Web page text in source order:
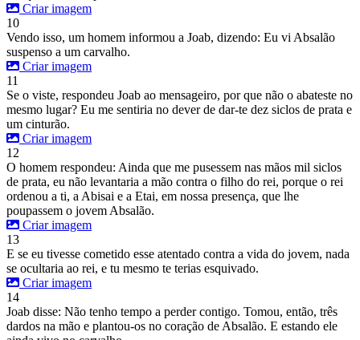
Criar imagem
10
Vendo isso, um homem informou a Joab, dizendo: Eu vi Absalão
suspenso a um carvalho.
Criar imagem
11
Se o viste, respondeu Joab ao mensageiro, por que não o abateste no
mesmo lugar? Eu me sentiria no dever de dar-te dez siclos de prata e
um cinturão.
Criar imagem
12
O homem respondeu: Ainda que me pusessem nas mãos mil siclos
de prata, eu não levantaria a mão contra o filho do rei, porque o rei
ordenou a ti, a Abisai e a Etai, em nossa presença, que lhe
poupassem o jovem Absalão.
Criar imagem
13
E se eu tivesse cometido esse atentado contra a vida do jovem, nada
se ocultaria ao rei, e tu mesmo te terias esquivado.
Criar imagem
14
Joab disse: Não tenho tempo a perder contigo. Tomou, então, três
dardos na mão e plantou-os no coração de Absalão. E estando ele